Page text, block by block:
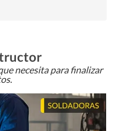
necesita para finalizar